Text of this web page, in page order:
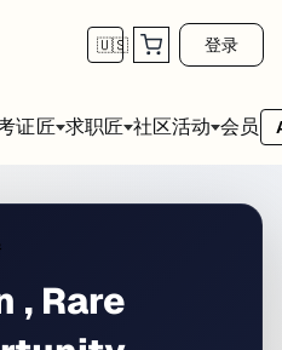
🇺🇸 登录
证匠 求职匠 社区活动 会员
, Rare